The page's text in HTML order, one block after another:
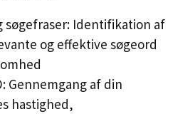
søgefraser: Identifikation af
og effektive søgeord
Gennemgang af din
hastighed,